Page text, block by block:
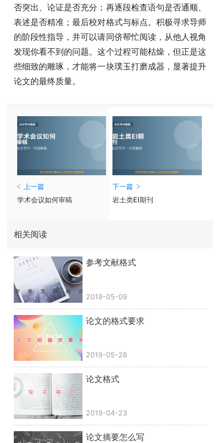
否突出、论证是否充分；再逐段检查语句是否通顺、
表述是否精准；最后校对格式与标点。积极寻求导师
的阶段性指导，并可以请同侪帮忙阅读，从他人视角
发现你看不到的问题。这个过程可能枯燥，但正是这
些细致的雕琢，才能将一块璞玉打磨成器，显著提升
论文的最终质量。
上一篇
学术会议如何审稿
下一篇
岩土类EI期刊
相关阅读
参考文献格式
2019-05-09
论文的格式要求
2019-05-28
论文格式
2019-04-23
论文摘要怎么写